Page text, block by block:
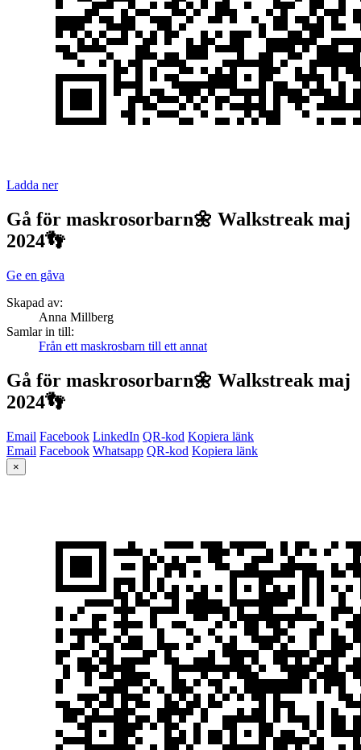
Ladda ner
Gå för maskrosorbarn🌼 Walkstreak maj
2024👣
Ge en gåva
Skapad av:
Anna Millberg
Samlar in till:
Från ett maskrosbarn till ett annat
Gå för maskrosorbarn🌼 Walkstreak maj
2024👣
Email Facebook LinkedIn QR-kod Kopiera länk
Email Facebook Whatsapp QR-kod Kopiera länk
×